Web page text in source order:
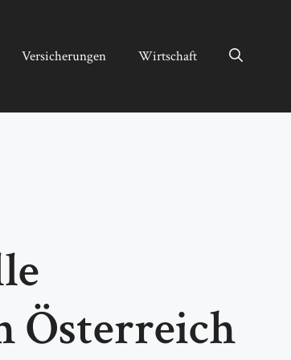
Versicherungen Wirtschaft
Österreich